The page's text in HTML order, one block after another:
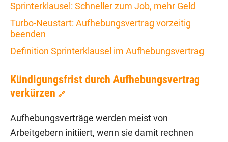
Sprinterklausel: Schneller zum Job, mehr Geld
Turbo-Neustart: Aufhebungsvertrag vorzeitig
beenden
Definition Sprinterklausel im Aufhebungsvertrag
Kündigungsfrist durch Aufhebungsvertrag
verkürzen 🔗
Aufhebungsverträge werden meist von
Arbeitgebern initiiert, wenn sie damit rechnen